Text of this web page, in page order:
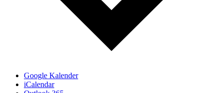
Google Kalender
iCalendar